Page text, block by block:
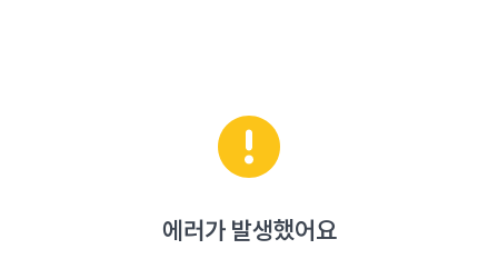
에러가 발생했어요